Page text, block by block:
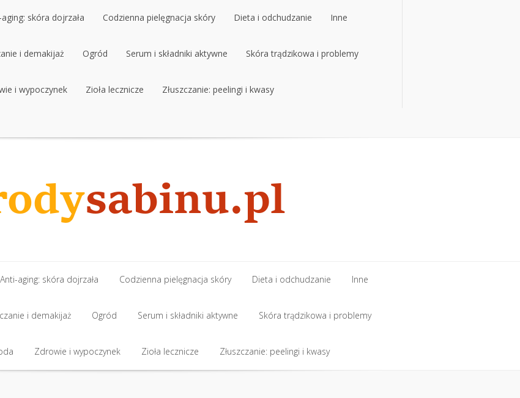
skóra dojrzała
skóra dojrzała
Codzienna pielęgnacja skóry
Codzienna pielęgnacja skóry
Dieta i odchudzanie
Dieta i odchudzanie
Inne
Inne
i demakijaż
i demakijaż
Ogród
Ogród
Serum i składniki aktywne
Serum i składniki aktywne
Skóra trądzikowa i problemy
Skóra trądzikowa i problemy
i wypoczynek Zioła lecznicze Złuszczanie: peelingi i kwasy
Anti-aging: skóra dojrzała
Anti-aging: skóra dojrzała
Codzienna pielęgnacja skóry
Codzienna pielęgnacja skóry
Dieta i odchudzanie
Dieta i odchudzanie
Inne
Inne
i demakijaż
i demakijaż
Ogród
Ogród
Serum i składniki aktywne
Serum i składniki aktywne
Skóra trądzikowa i problemy
Skóra trądzikowa i problemy
Zdrowie i wypoczynek Zioła lecznicze Złuszczanie: peelingi i kwasy